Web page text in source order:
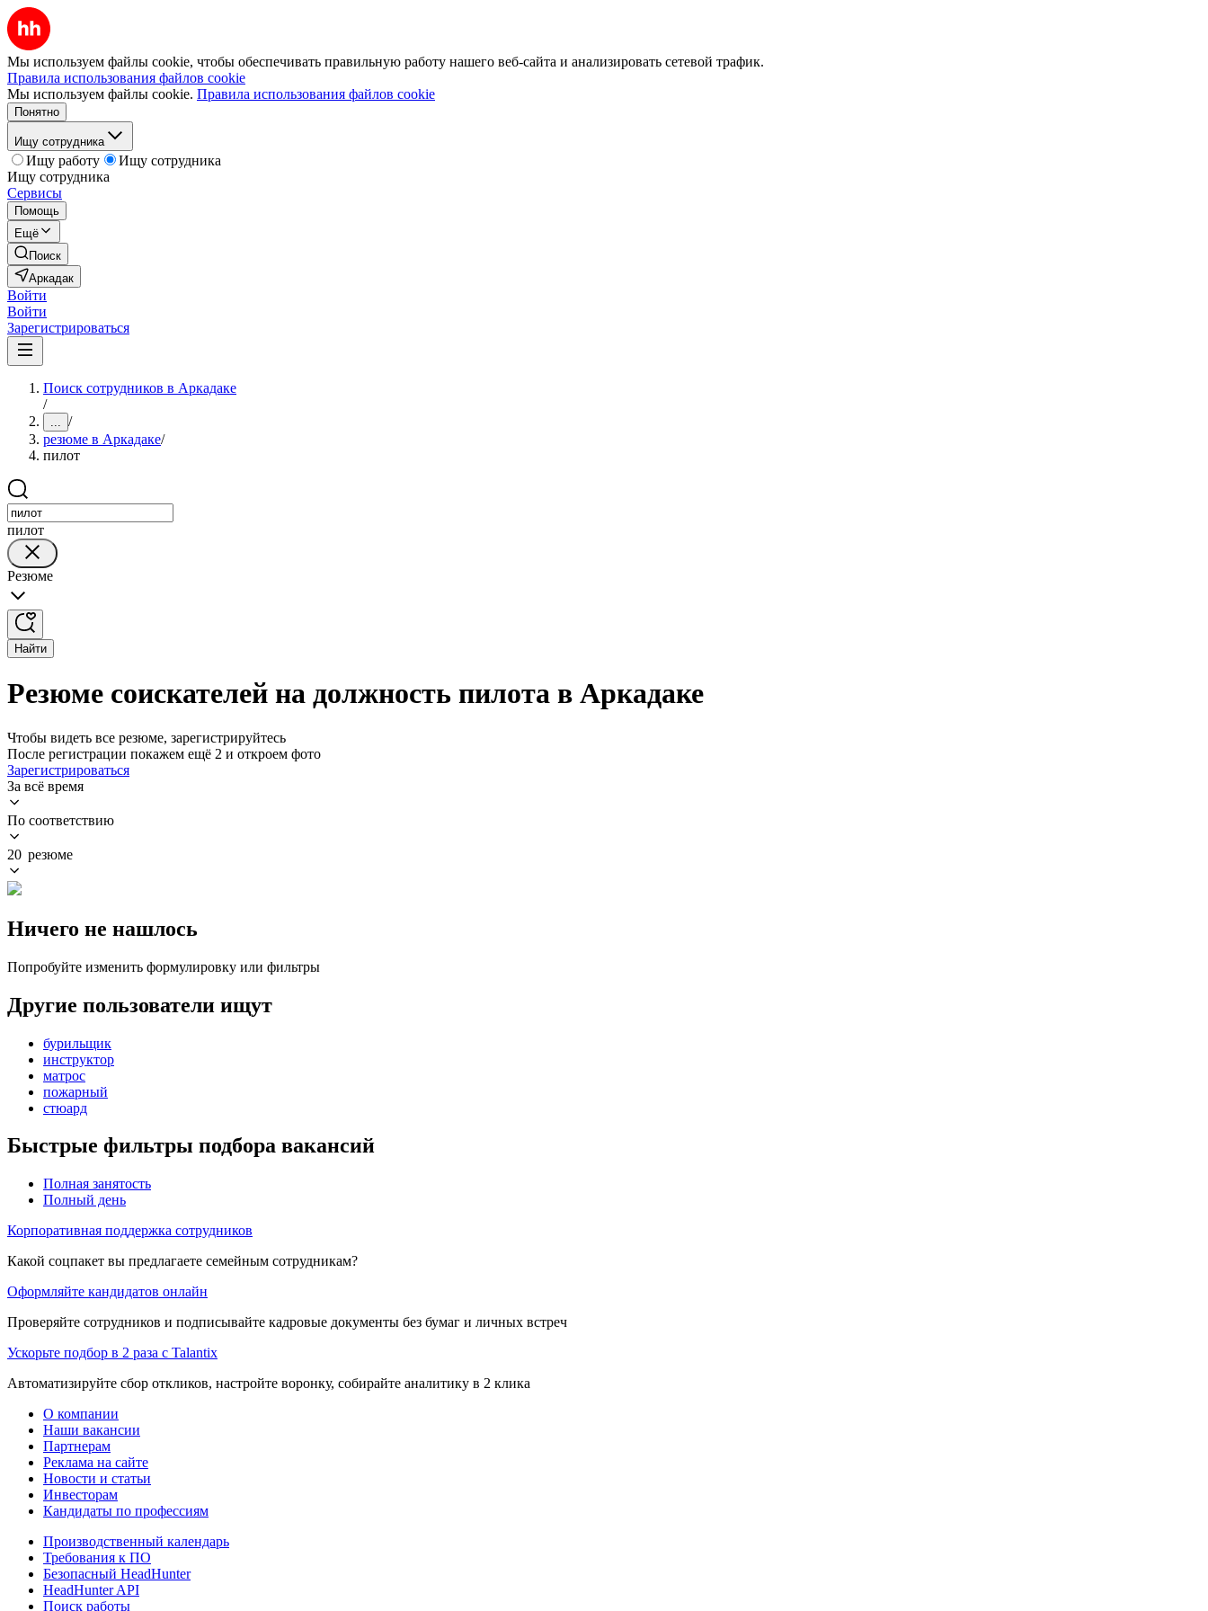
Мы используем файлы cookie, чтобы обеспечивать правильную работу нашего веб-сайта и анализировать сетевой трафик.
Правила использования файлов cookie
Мы используем файлы cookie. Правила использования файлов cookie
Понятно
Ищу сотрудника
Ищу работу
Ищу сотрудника
Ищу сотрудника
Сервисы
Помощь
Ещё
Поиск
Аркадак
Войти
Войти
Зарегистрироваться
Поиск сотрудников в Аркадаке
/
... /
резюме в Аркадаке/
пилот
пилот
Резюме
Найти
Резюме соискателей на должность пилота в Аркадаке
Чтобы видеть все резюме, зарегистрируйтесь
После регистрации покажем ещё 2 и откроем фото
Зарегистрироваться
За всё время
По соответствию
20 резюме
Ничего не нашлось
Попробуйте изменить формулировку или фильтры
Другие пользователи ищут
бурильщик
инструктор
матрос
пожарный
стюард
Быстрые фильтры подбора вакансий
Полная занятость
Полный день
Корпоративная поддержка сотрудников
Какой соцпакет вы предлагаете семейным сотрудникам?
Оформляйте кандидатов онлайн
Проверяйте сотрудников и подписывайте кадровые документы без бумаг и личных встреч
Ускорьте подбор в 2 раза с Talantix
Автоматизируйте сбор откликов, настройте воронку, собирайте аналитику в 2 клика
О компании
Наши вакансии
Партнерам
Реклама на сайте
Новости и статьи
Инвесторам
Кандидаты по профессиям
Производственный календарь
Требования к ПО
Безопасный HeadHunter
HeadHunter API
Поиск работы